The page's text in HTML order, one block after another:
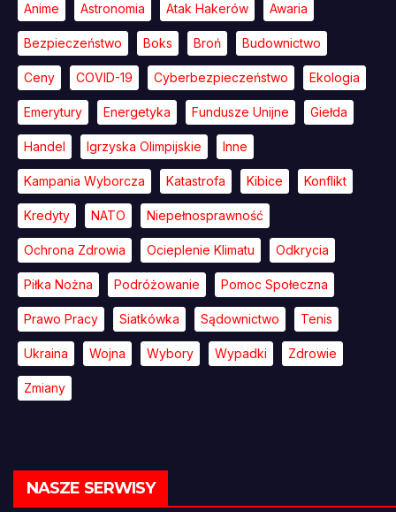
Anime Astronomia Atak Hakerów Awaria
Bezpieczeństwo Boks Broń Budownictwo
Ceny COVID-19 Cyberbezpieczeństwo Ekologia
Emerytury Energetyka Fundusze Unijne Giełda
Handel Igrzyska Olimpijskie Inne
Kampania Wyborcza Katastrofa Kibice Konflikt
Kredyty NATO Niepełnosprawność
Ochrona Zdrowia Ocieplenie Klimatu Odkrycia
Piłka Nożna Podróżowanie Pomoc Społeczna
Prawo Pracy Siatkówka Sądownictwo Tenis
Ukraina Wojna Wybory Wypadki Zdrowie
Zmiany
NASZE SERWISY